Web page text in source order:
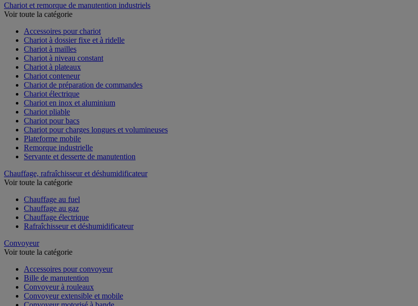
Chariot et remorque de manutention industriels
Voir toute la catégorie
Accessoires pour chariot
Chariot à dossier fixe et à ridelle
Chariot à mailles
Chariot à niveau constant
Chariot à plateaux
Chariot conteneur
Chariot de préparation de commandes
Chariot électrique
Chariot en inox et aluminium
Chariot pliable
Chariot pour bacs
Chariot pour charges longues et volumineuses
Plateforme mobile
Remorque industrielle
Servante et desserte de manutention
Chauffage, rafraîchisseur et déshumidificateur
Voir toute la catégorie
Chauffage au fuel
Chauffage au gaz
Chauffage électrique
Rafraîchisseur et déshumidificateur
Convoyeur
Voir toute la catégorie
Accessoires pour convoyeur
Bille de manutention
Convoyeur à rouleaux
Convoyeur extensible et mobile